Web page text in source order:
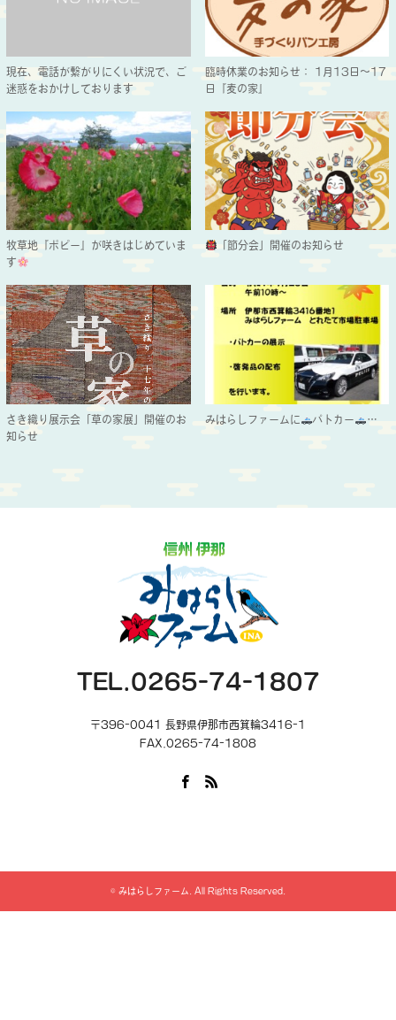
現在、電話が繋がりにくい状況で、ご
迷惑をおかけしております
臨時休業のお知らせ： 1月13日～17
日『麦の家』
牧草地『ポピー』が咲きはじめていま
す
「節分会」開催のお知らせ
さき織り展示会「草の家展」開催のお
知らせ
みはらしファームに パトカー …
TEL.0265-74-1807
〒396-0041 長野県伊那市西箕輪3416-1
FAX.0265-74-1808
© みはらしファーム . All Rights Reserved.